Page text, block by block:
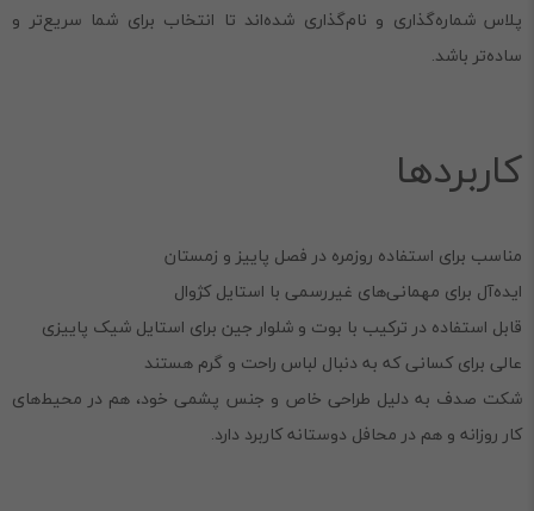
پلاس شماره‌گذاری و نام‌گذاری شده‌اند تا انتخاب برای شما سریع‌تر و
ساده‌تر باشد.
کاربردها
مناسب برای استفاده روزمره در فصل پاییز و زمستان
ایده‌آل برای مهمانی‌های غیررسمی با استایل کژوال
قابل استفاده در ترکیب با بوت و شلوار جین برای استایل شیک پاییزی
عالی برای کسانی که به دنبال لباس راحت و گرم هستند
شکت صدف به دلیل طراحی خاص و جنس پشمی خود، هم در محیط‌های
کار روزانه و هم در محافل دوستانه کاربرد دارد.